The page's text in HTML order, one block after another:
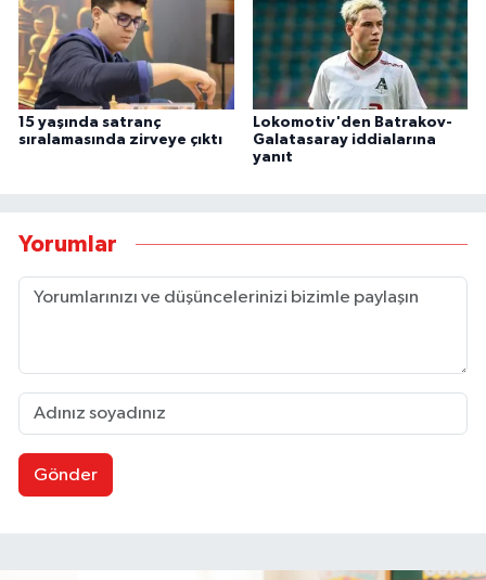
15 yaşında satranç
sıralamasında zirveye çıktı
Lokomotiv'den Batrakov-
Galatasaray iddialarına
yanıt
Yorumlar
Gönder